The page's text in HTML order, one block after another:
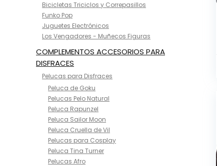
Bicicletas Triciclos y Correpasillos
Funko Pop
Juguetes Electrónicos
Los Vengadores - Muñecos Figuras
COMPLEMENTOS ACCESORIOS PARA
DISFRACES
Pelucas para Disfraces
Peluca de Goku
Pelucas Pelo Natural
Peluca Rapunzel
Peluca Sailor Moon
Peluca Cruella de Vil
Pelucas para Cosplay
Peluca Tina Turner
Pelucas Afro